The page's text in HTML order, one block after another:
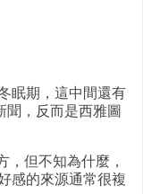
眠期，這中間還有
聞，反而是西雅圖
，但不知為什麼，
感的來源通常很複